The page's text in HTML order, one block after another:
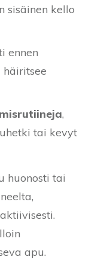
sisäinen kello
ennen
,
tai kevyt
huonosti tai
apu.